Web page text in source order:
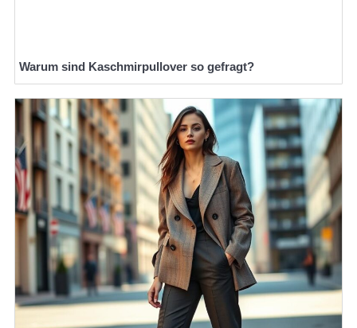
Warum sind Kaschmirpullover so gefragt?